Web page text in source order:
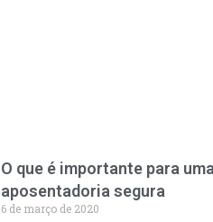
O que é importante para uma
aposentadoria segura
6 de março de 2020